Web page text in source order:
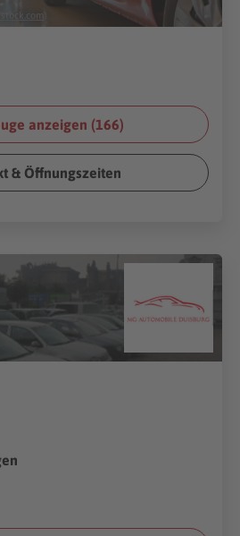
anzeigen (166)
& Öffnungszeiten